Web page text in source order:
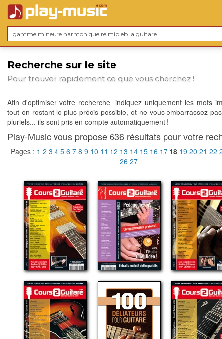
Recherche sur le site
Pour trouver rapidement ce que vous cherchez !
Afin d'optimiser votre recherche, indiquez uniquement les mots
tout en restant le plus précis possible, et ne vous embarrassez
pluriels... ils sont pris en compte automatiquement !
Play-Music vous propose 636 résultats pour votre
Pages : 1 2 3 4 5 6 7 8 9 10 11 12 13 14 15 16 17 18 19 20 21 22
26 27